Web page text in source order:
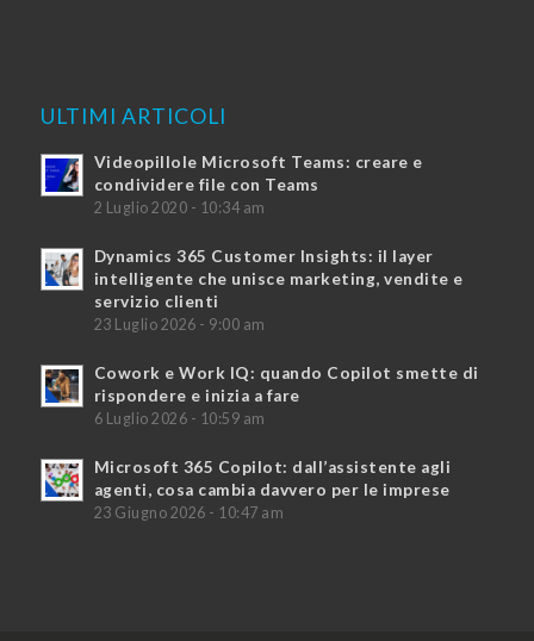
ULTIMI ARTICOLI
Videopillole Microsoft Teams: creare e
condividere file con Teams
2 Luglio 2020 - 10:34 am
Dynamics 365 Customer Insights: il layer
intelligente che unisce marketing, vendite e
servizio clienti
23 Luglio 2026 - 9:00 am
Cowork e Work IQ: quando Copilot smette di
rispondere e inizia a fare
6 Luglio 2026 - 10:59 am
Microsoft 365 Copilot: dall’assistente agli
agenti, cosa cambia davvero per le imprese
23 Giugno 2026 - 10:47 am